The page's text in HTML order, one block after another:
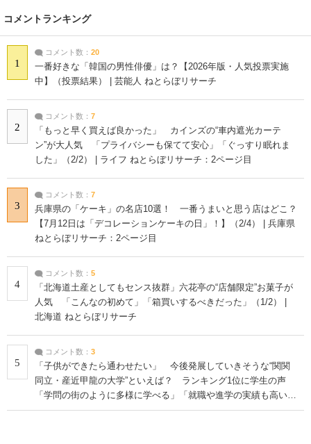
コメントランキング
1
コメント数： 20
一番好きな「韓国の男性俳優」は？【2026年版・人気投票実施
中】（投票結果） | 芸能人 ねとらぼリサーチ
2
コメント数： 7
「もっと早く買えば良かった」 カインズの“車内遮光カーテ
ン”が大人気 「プライバシーも保てて安心」「ぐっすり眠れま
した」（2/2） | ライフ ねとらぼリサーチ：2ページ目
3
コメント数： 7
兵庫県の「ケーキ」の名店10選！ 一番うまいと思う店はどこ？
【7月12日は「デコレーションケーキの日」！】（2/4） | 兵庫県
ねとらぼリサーチ：2ページ目
4
コメント数： 5
「北海道土産としてもセンス抜群」六花亭の“店舗限定”お菓子が
人気 「こんなの初めて」「箱買いするべきだった」（1/2） |
北海道 ねとらぼリサーチ
5
コメント数： 3
「子供ができたら通わせたい」 今後発展していきそうな“関関
同立・産近甲龍の大学”といえば？ ランキング1位に学生の声
「学問の街のように多様に学べる」「就職や進学の実績も高い」
| 大学 ねとらぼリサーチ